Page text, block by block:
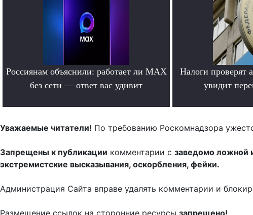
Россиянам объяснили: работает ли MAX
без сети — ответ вас удивит
Налоги проверят
увидит
Уважаемые читатели! По требованию Роскомнадзора
Запрещены к публикации комментарии с заведомо ложной
экстремистские высказывания, оскорбления, фейки.
Администрация Сайта вправе удалять комментарии и